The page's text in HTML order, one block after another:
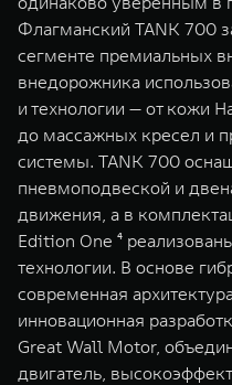
Флагманский TANK 700
сегменте премиальных
внедорожника
и технологии — от кожи
до массажных кресел и
системы. TANK 700
пневмоподвеской и
движения, а в
Edition One ⁴
технологии. В основе
современная
инновационная
Great Wall Motor,
двигатель,